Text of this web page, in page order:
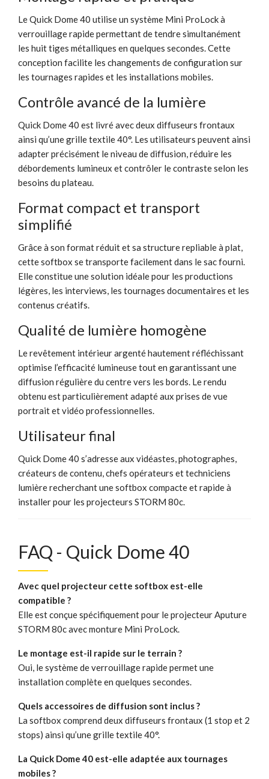
Le Quick Dome 40 utilise un système Mini ProLock à
verrouillage rapide permettant de tendre simultanément
les huit tiges métalliques en quelques secondes. Cette
conception facilite les changements de configuration sur
les tournages rapides et les installations mobiles.
Contrôle avancé de la lumière
Quick Dome 40 est livré avec deux diffuseurs frontaux
ainsi qu’une grille textile 40°. Les utilisateurs peuvent ainsi
adapter précisément le niveau de diffusion, réduire les
débordements lumineux et contrôler le contraste selon les
besoins du plateau.
Format compact et transport
simplifié
Grâce à son format réduit et sa structure repliable à plat,
cette softbox se transporte facilement dans le sac fourni.
Elle constitue une solution idéale pour les productions
légères, les interviews, les tournages documentaires et les
contenus créatifs.
Qualité de lumière homogène
Le revêtement intérieur argenté hautement réfléchissant
optimise l’efficacité lumineuse tout en garantissant une
diffusion régulière du centre vers les bords. Le rendu
obtenu est particulièrement adapté aux prises de vue
portrait et vidéo professionnelles.
Utilisateur final
Quick Dome 40 s’adresse aux vidéastes, photographes,
créateurs de contenu, chefs opérateurs et techniciens
lumière recherchant une softbox compacte et rapide à
installer pour les projecteurs STORM 80c.
FAQ - Quick Dome 40
Avec quel projecteur cette softbox est-elle
compatible ?
Elle est conçue spécifiquement pour le projecteur Aputure
STORM 80c avec monture Mini ProLock.
Le montage est-il rapide sur le terrain ?
Oui, le système de verrouillage rapide permet une
installation complète en quelques secondes.
Quels accessoires de diffusion sont inclus ?
La softbox comprend deux diffuseurs frontaux (1 stop et 2
stops) ainsi qu’une grille textile 40°.
La Quick Dome 40 est-elle adaptée aux tournages
mobiles ?